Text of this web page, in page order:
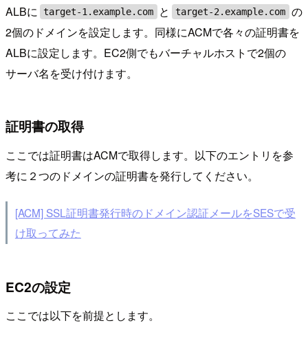
ALBに target-1.example.com と target-2.example.com の
2個のドメインを設定します。同様にACMで各々の証明書を
ALBに設定します。EC2側でもバーチャルホストで2個の
サーバ名を受け付けます。
証明書の取得
ここでは証明書はACMで取得します。以下のエントリを参
考に２つのドメインの証明書を発行してください。
[ACM] SSL証明書発行時のドメイン認証メールをSESで受
け取ってみた
EC2の設定
ここでは以下を前提とします。